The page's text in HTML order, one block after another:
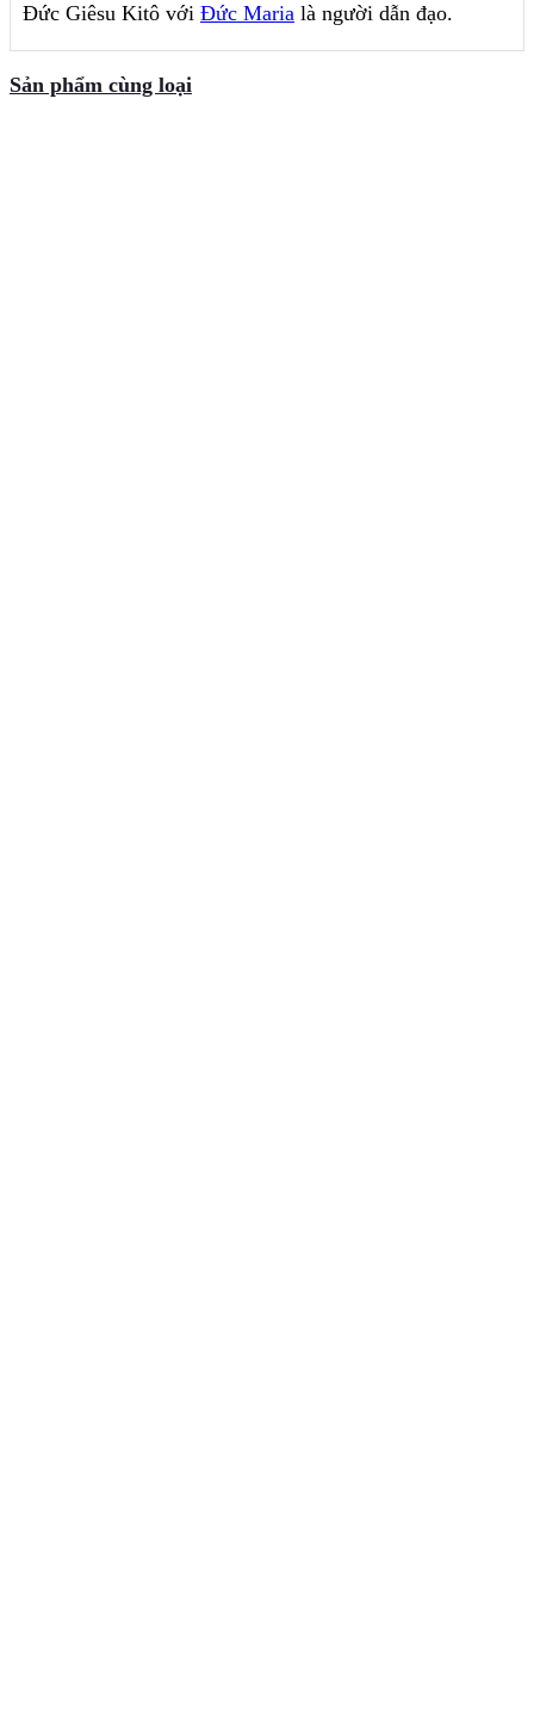
Đức Giêsu Kitô với Đức Maria là người dẫn đạo.
Sản phẩm cùng loại